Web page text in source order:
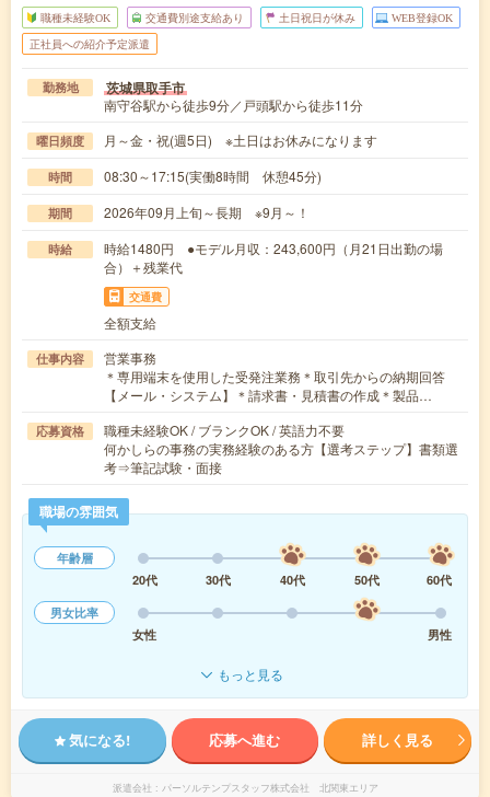
職種未経験OK 交通費別途支給あり 土日祝日が休み WEB登録OK
正社員への紹介予定派遣
勤務地 茨城県取手市
南守谷駅から徒歩9分／戸頭駅から徒歩11分
曜日頻度 月～金・祝(週5日) ※土日はお休みになります
時間 08:30～17:15(実働8時間 休憩45分)
期間 2026年09月上旬～長期 ※9月～！
時給
時給1480円 ●モデル月収：243,600円（月21日出勤の場
合）＋残業代
交通費
全額支給
仕事内容
営業事務
＊専用端末を使用した受発注業務＊取引先からの納期回答
【メール・システム】＊請求書・見積書の作成＊製品…
応募資格
職種未経験OK / ブランクOK / 英語力不要
何かしらの事務の実務経験のある方【選考ステップ】書類選
考⇒筆記試験・面接
職場の雰囲気
年齢層
20代
30代 40代 50代
60代
男女比率
女性
男性
もっと見る
気になる! 応募へ進む 詳しく見る
派遣会社 パーソルテンプスタッフ株式会社 北関東エリア